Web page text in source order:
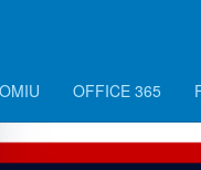
OFFICE 365